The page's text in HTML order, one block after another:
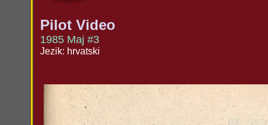
Pilot Video
1985 Maj #3
Jezik: hrvatski